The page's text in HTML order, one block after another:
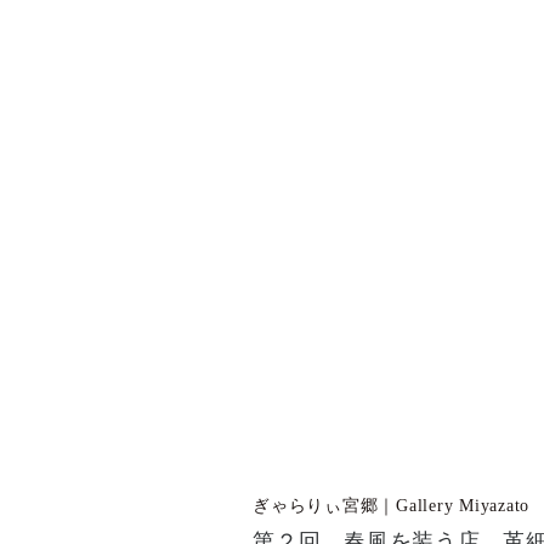
ぎゃらりぃ宮郷｜Gallery Miyazato